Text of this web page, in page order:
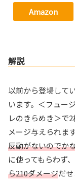
Amazon
解説
以前から登場して
います。＜フュー
レのきらめき＞で
メージ与えられます
反動がないのでか
に使ってもらわず
ら210ダメージだせ